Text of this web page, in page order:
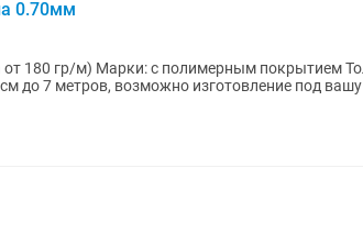
0.70мм
180 гр/м) Марки: с полимерным покрытием
до 7 метров, возможно изготовление под